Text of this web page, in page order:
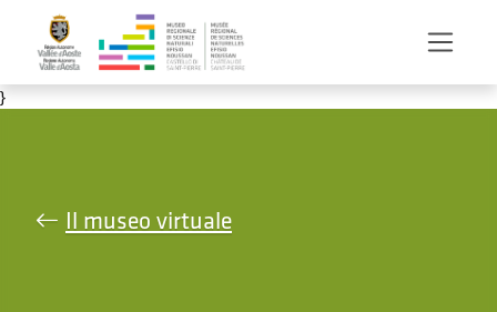
Salta al contenuto principale
}
Il museo virtuale